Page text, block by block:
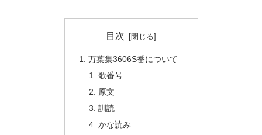
目次
万葉集3606S番について
歌番号
原文
訓読
かな読み